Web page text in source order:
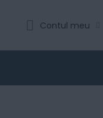
Contul meu